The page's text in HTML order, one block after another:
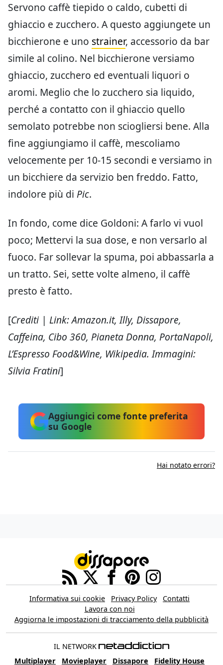
Servono caffè tiepido o caldo, cubetti di
ghiaccio e zucchero. A questo aggiungete un
bicchierone e uno strainer, accessorio da bar
simile al colino. Nel bicchierone versiamo
ghiaccio, zucchero ed eventuali liquori o
aromi. Meglio che lo zucchero sia liquido,
perché a contatto con il ghiaccio quello
semolato potrebbe non sciogliersi bene. Alla
fine aggiungiamo il caffè, mescoliamo
velocemente per 10-15 secondi e versiamo in
un bicchiere da servizio ben freddo. Fatto,
indolore più di Pic.
In fondo, come dice Goldoni: A farlo vi vuol
poco; Mettervi la sua dose, e non versarlo al
fuoco. Far sollevar la spuma, poi abbassarla a
un tratto. Sei, sette volte almeno, il caffè
presto è fatto.
[Crediti | Link: Amazon.it, Illy, Dissapore,
Caffeina, Cibo 360, Pianeta Donna, PortaNapoli,
L’Espresso Food&Wine, Wikipedia. Immagini:
Silvia Fratini]
Aggiungici come fonte preferita
su Google
Hai notato errori?
Informativa sui cookie Privacy Policy
Contatti
Lavora con noi
Aggiorna le impostazioni di tracciamento della pubblicità
IL NETWORK
Multiplayer
Movieplayer Dissapore Fidelity House